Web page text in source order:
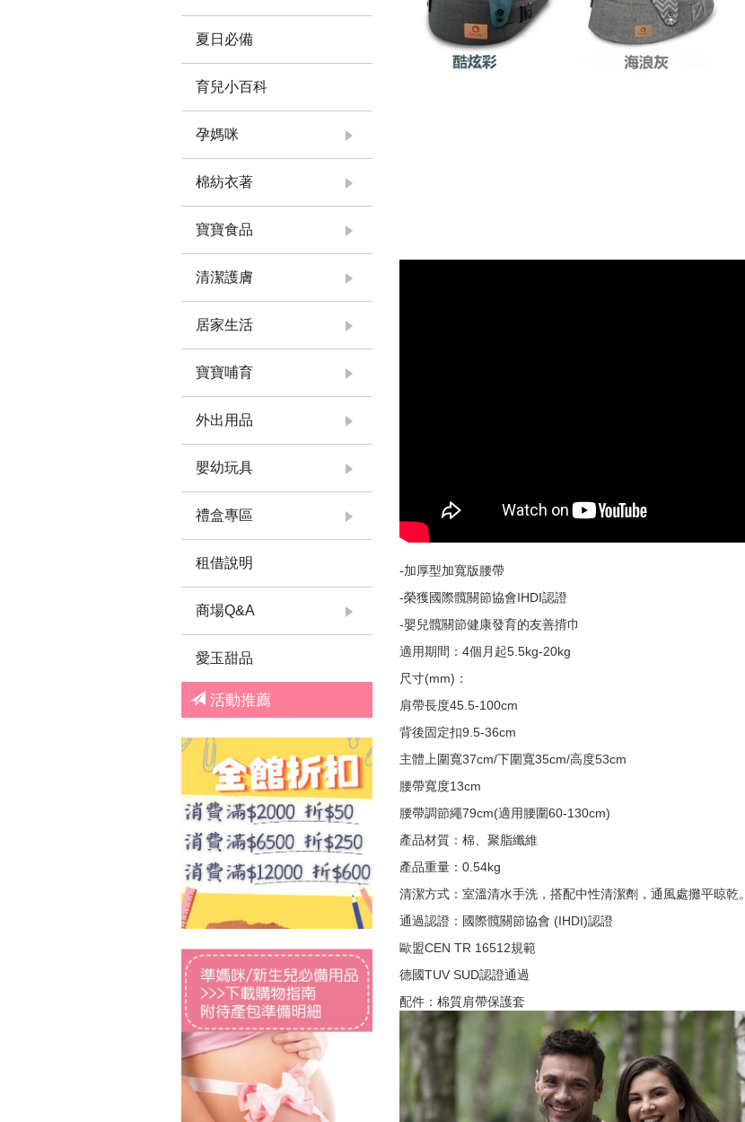
夏日必備
育兒小百科
孕媽咪
棉紡衣著
寶寶食品
清潔護膚
居家生活
寶寶哺育
外出用品
嬰幼玩具
禮盒專區
租借說明
商場Q&A
愛玉甜品
活動推薦
-加厚型加寬版腰帶
-榮獲國際髖關節協會IHDI認證
-嬰兒髖關節健康發育的友善揹巾
適用期間：4個月起5.5kg-20kg
尺寸(mm)：
肩帶長度45.5-100cm
背後固定扣9.5-36cm
主體上圍寬37cm/下圍寬35cm/高度53cm
腰帶寬度13cm
腰帶調節繩79cm(適用腰圍60-130cm)
產品材質：棉、聚脂纖維
產品重量：0.54kg
清潔方式：室溫清水手洗，搭配中性清潔劑，通風處攤平晾乾。
通過認證：國際髖關節協會 (IHDI)認證
歐盟CEN TR 16512規範
德國TUV SUD認證通過
配件：棉質肩帶保護套